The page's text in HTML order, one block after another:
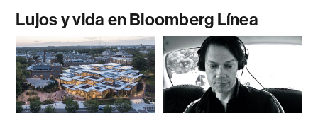
Lujos y vida en Bloomberg Línea